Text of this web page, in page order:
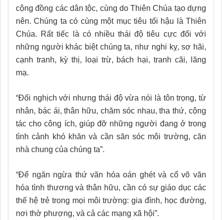
cộng đồng các dân tộc, cùng do Thiên Chúa tạo dựng
nên. Chúng ta có cùng một mục tiêu tối hậu là Thiên
Chúa. Rất tiếc là có nhiều thái độ tiêu cực đối với
những người khác biệt chúng ta, như nghi kỵ, sợ hãi,
cạnh tranh, kỳ thị, loại trừ, bách hại, tranh cãi, lăng
mạ.
“Đối nghịch với nhưng thái độ vừa nói là tôn trọng, từ
nhân, bác ái, thân hữu, chăm sóc nhau, tha thứ, cộng
tác cho công ích, giúp đỡ những người đang ở trong
tình cảnh khó khăn và cần săn sóc môi trường, căn
nhà chung của chúng ta”.
“Để ngăn ngừa thứ văn hóa oán ghét và cổ võ văn
hóa tình thương và thân hữu, cần có sự giáo dục các
thế hệ trẻ trong mọi môi trường: gia đình, học đường,
nơi thờ phượng, và cả các mạng xã hội”.